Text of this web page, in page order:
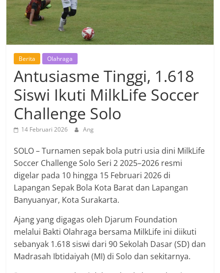
Berita Olahraga
Antusiasme Tinggi, 1.618
Siswi Ikuti MilkLife Soccer
Challenge Solo
14 Februari 2026 Ang
SOLO – Turnamen sepak bola putri usia dini MilkLife
Soccer Challenge Solo Seri 2 2025–2026 resmi
digelar pada 10 hingga 15 Februari 2026 di
Lapangan Sepak Bola Kota Barat dan Lapangan
Banyuanyar, Kota Surakarta.
Ajang yang digagas oleh Djarum Foundation
melalui Bakti Olahraga bersama MilkLife ini diikuti
sebanyak 1.618 siswi dari 90 Sekolah Dasar (SD) dan
Madrasah Ibtidaiyah (MI) di Solo dan sekitarnya.